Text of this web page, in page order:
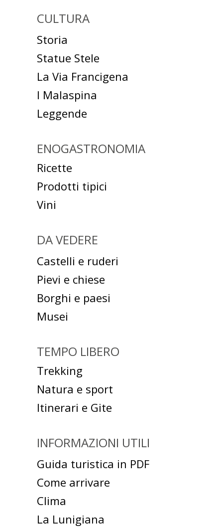
CULTURA
Storia
Statue Stele
La Via Francigena
I Malaspina
Leggende
ENOGASTRONOMIA
Ricette
Prodotti tipici
Vini
DA VEDERE
Castelli e ruderi
Pievi e chiese
Borghi e paesi
Musei
TEMPO LIBERO
Trekking
Natura e sport
Itinerari e Gite
INFORMAZIONI UTILI
Guida turistica in PDF
Come arrivare
Clima
La Lunigiana